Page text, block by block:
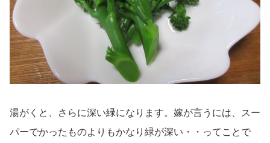
湯がくと、さらに深い緑になります。嫁が言うには、スー
パーでかったものよりもかなり緑が深い・・ってことで